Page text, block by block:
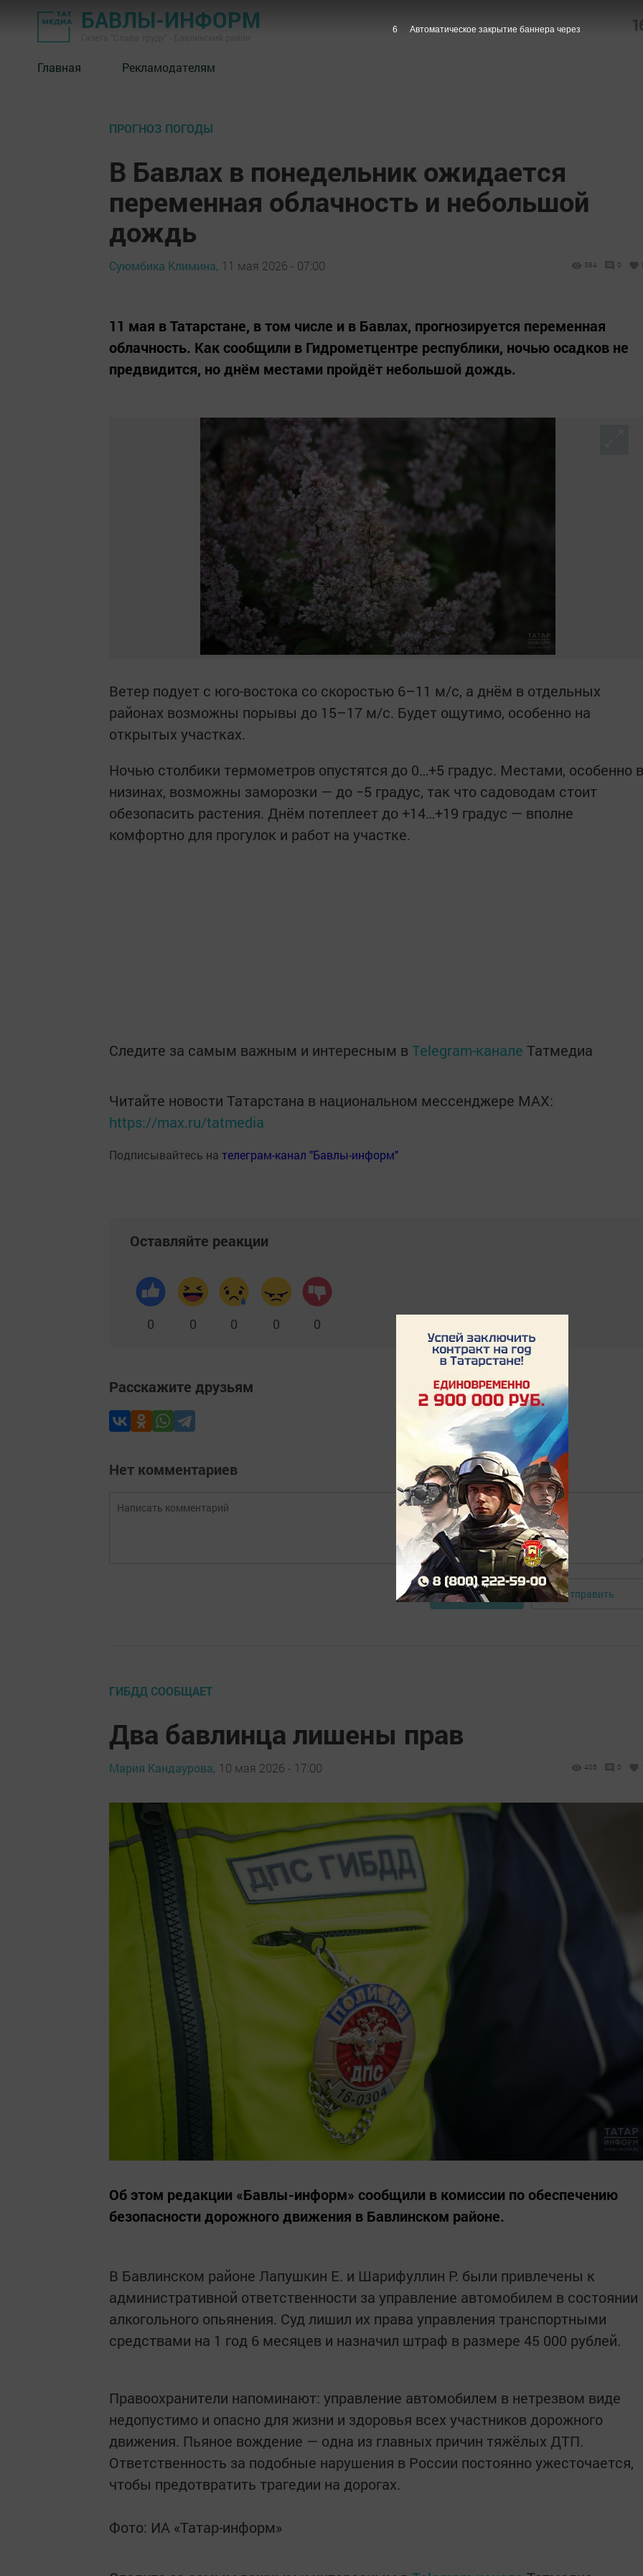
БАВЛЫ-ИНФОРМ
Главная Рекламодателям
ПРОГНОЗ ПОГОДЫ
В Бавлах в понедельник ожидается
переменная облачность и небольшой
дождь
Суюмбика Климина, 11 мая 2026 - 07:00 384 0
11 мая в Татарстане, в том числе и в Бавлах, прогнозируется переменная
облачность. Как сообщили в Гидрометцентре республики, ночью осадков не
предвидится, но днём местами пройдёт небольшой дождь.
Ветер подует с юго-востока со скоростью 6–11 м/с, а днём в отдельных
районах возможны порывы до 15–17 м/с. Будет ощутимо, особенно на
открытых участках.
Ночью столбики термометров опустятся до 0…+5 градус. Местами, особенно в
низинах, возможны заморозки — до −5 градус, так что садоводам стоит
обезопасить растения. Днём потеплеет до +14…+19 градус — вполне
комфортно для прогулок и работ на участке.
Следите за самым важным и интересным в Telegram-канале Татмедиа
Читайте новости Татарстана в национальном мессенджере MАХ:
https://max.ru/tatmedia
Подписывайтесь на телеграм-канал "Бавлы-информ"
Оставляйте реакции
0 0 0 0 0
Расскажите друзьям
Нет комментариев
Авторизоваться Отправить
ГИБДД СООБЩАЕТ
Два бавлинца лишены прав
Мария Кандаурова, 10 мая 2026 - 17:00 405 0
Об этом редакции «Бавлы-информ» сообщили в комиссии по обеспечению
безопасности дорожного движения в Бавлинском районе.
В Бавлинском районе Лапушкин Е. и Шарифуллин Р. были привлечены к
административной ответственности за управление автомобилем в состоянии
алкогольного опьянения. Суд лишил их права управления транспортными
средствами на 1 год 6 месяцев и назначил штраф в размере 45 000 рублей.
Правоохранители напоминают: управление автомобилем в нетрезвом виде
недопустимо и опасно для жизни и здоровья всех участников дорожного
движения. Пьяное вождение — одна из главных причин тяжёлых ДТП.
Ответственность за подобные нарушения в России постоянно ужесточается,
чтобы предотвратить трагедии на дорогах.
Фото: ИА «Татар-информ»
5 Автоматическое закрытие баннера через